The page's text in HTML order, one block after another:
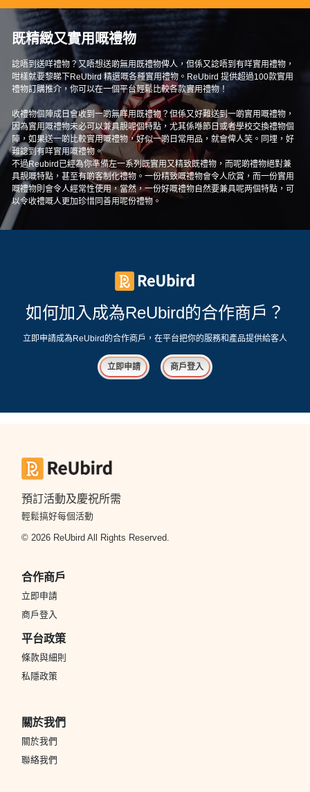
既精緻又實用嘅禮物
諗唔到送咩禮物？又唔想送啲無用既禮物俾人，但係又諗唔到有咩實用禮物，
咁樣就要黎睇下ReUbird 精選嘅各種實用禮物。ReUbird 提供超過100款實用
禮物訂購推介，你可以在一個平台輕鬆比較各款實用禮物！
收禮物個陣成日會收到一啲無咩用既禮物？但係又好難送到一啲實用嘅禮物，
因為實用嘅禮物未必可以兼具靚呢個特點，尤其係喺節日或者學校交換禮物個
陣，如果送一啲比較實用嘅禮物，好似一啲日常用品，就會俾人笑。同埋，好
難諗到有咩實用嘅禮物。
不過Reubird已經為你準備左一系列既實用又精致既禮物，而呢啲禮物絕對兼
具靚嘅特點，甚至有啲客制化禮物。一份精致嘅禮物會令人欣賞，而一份實用
嘅禮物則會令人經常性使用，當然，一份好嘅禮物自然要兼具呢两個特點，可
以令收禮嘅人更加珍惜同善用呢份禮物。
如何加入成為ReUbird的合作商戶？
立即申請成為ReUbird的合作商戶，在平台把你的服務和產品提供給客人
立即申請 商戶登入
預訂活動及慶祝所需
輕鬆搞好每個活動
© 2026 ReUbird All Rights Reserved.
合作商戶
立即申請
商戶登入
平台政策
條款與細則
私隱政策
關於我們
關於我們
聯絡我們